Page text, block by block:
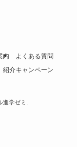
内
よくある質問
紹介キャンペーン
進学ゼミ.